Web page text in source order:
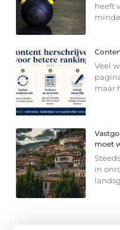
heeft
Veel
maar
moet
in